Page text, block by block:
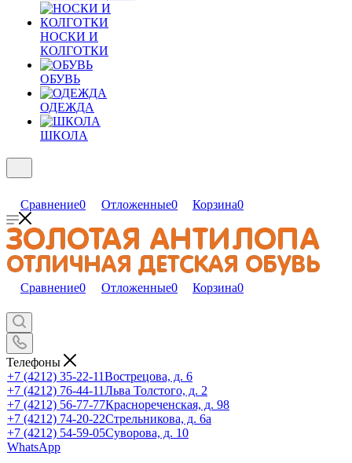
НОСКИ И
КОЛГОТКИ
ОБУВЬ
ОДЕЖДА
ШКОЛА
Сравнение0 Отложенные0 Корзина0
Сравнение0 Отложенные0 Корзина0
Телефоны
+7 (4212) 35-22-11Вострецова, д. 6
+7 (4212) 76-44-11Льва Толстого, д. 2
+7 (4212) 56-77-77Краснореченская, д. 98
+7 (4212) 74-20-22Стрельникова, д. 6а
+7 (4212) 54-59-05Суворова, д. 10
WhatsApp